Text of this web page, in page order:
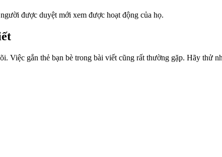
được duyệt mới xem được hoạt động của họ.
Việc gắn thẻ bạn bè trong bài viết cũng rất thường gặp. Hãy thử